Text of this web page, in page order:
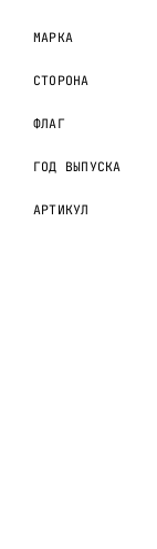
МАРКА
СТОРОНА
ФЛАГ
ГОД ВЫПУСКА
АРТИКУЛ